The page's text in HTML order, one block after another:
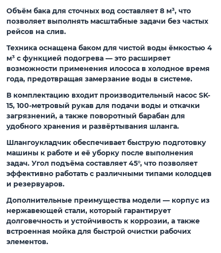
Объём бака для сточных вод составляет 8 м³, что
позволяет выполнять масштабные задачи без частых
рейсов на слив.
Техника оснащена баком для чистой воды ёмкостью 4
м³ с функцией подогрева — это расширяет
возможности применения илососа в холодное время
года, предотвращая замерзание воды в системе.
В комплектацию входит производительный насос SK-
15, 100-метровый рукав для подачи воды и откачки
загрязнений, а также поворотный барабан для
удобного хранения и развёртывания шланга.
Шлангоукладчик обеспечивает быструю подготовку
машины к работе и её уборку после выполнения
задач. Угол подъёма составляет 45°, что позволяет
эффективно работать с различными типами колодцев
и резервуаров.
Дополнительные преимущества модели — корпус из
нержавеющей стали, который гарантирует
долговечность и устойчивость к коррозии, а также
встроенная мойка для быстрой очистки рабочих
элементов.